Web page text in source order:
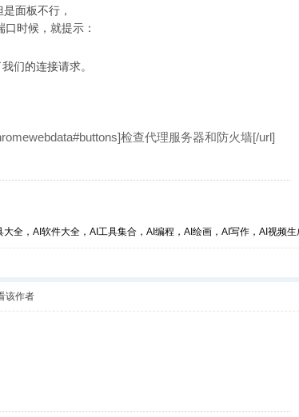
面板不行，
时候，就提示：
们的连接请求。
检查代理服务器和防火墙[/url]
全，AI软件大全，AI工具集合，AI编程，AI绘画，AI写作，AI视频
该作者